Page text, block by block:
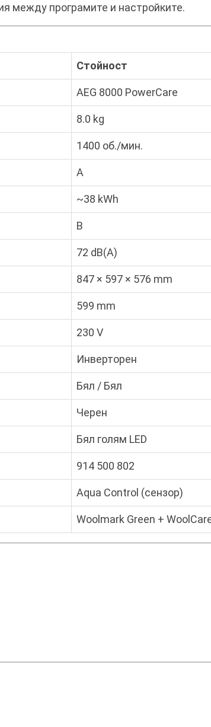
между програмите и настройките.
Стойност
AEG 8000 PowerCare
8.0 kg
1400 об./мин.
A
~38 kWh
B
72 dB(A)
847 × 597 × 576 mm
599 mm
230 V
Инверторен
Бял / Бял
Черен
Бял голям LED
914 500 802
Aqua Control (сензор)
Woolmark Green +